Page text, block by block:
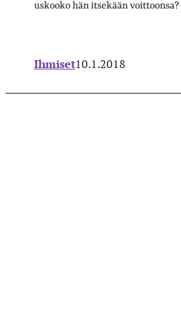
uskooko hän itsekään voittoonsa?
Ihmiset10.1.2018